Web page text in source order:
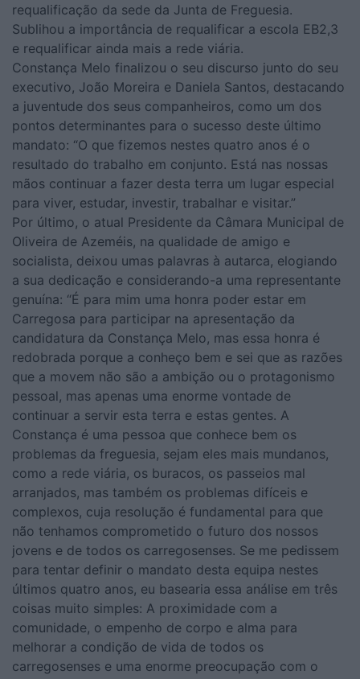
requalificação da sede da Junta de Freguesia.
Sublihou a importância de requalificar a escola EB2,3
e requalificar ainda mais a rede viária.
Constança Melo finalizou o seu discurso junto do seu
executivo, João Moreira e Daniela Santos, destacando
a juventude dos seus companheiros, como um dos
pontos determinantes para o sucesso deste último
mandato: “O que fizemos nestes quatro anos é o
resultado do trabalho em conjunto. Está nas nossas
mãos continuar a fazer desta terra um lugar especial
para viver, estudar, investir, trabalhar e visitar.”
Por último, o atual Presidente da Câmara Municipal de
Oliveira de Azeméis, na qualidade de amigo e
socialista, deixou umas palavras à autarca, elogiando
a sua dedicação e considerando-a uma representante
genuína: “É para mim uma honra poder estar em
Carregosa para participar na apresentação da
candidatura da Constança Melo, mas essa honra é
redobrada porque a conheço bem e sei que as razões
que a movem não são a ambição ou o protagonismo
pessoal, mas apenas uma enorme vontade de
continuar a servir esta terra e estas gentes. A
Constança é uma pessoa que conhece bem os
problemas da freguesia, sejam eles mais mundanos,
como a rede viária, os buracos, os passeios mal
arranjados, mas também os problemas difíceis e
complexos, cuja resolução é fundamental para que
não tenhamos comprometido o futuro dos nossos
jovens e de todos os carregosenses. Se me pedissem
para tentar definir o mandato desta equipa nestes
últimos quatro anos, eu basearia essa análise em três
coisas muito simples: A proximidade com a
comunidade, o empenho de corpo e alma para
melhorar a condição de vida de todos os
carregosenses e uma enorme preocupação com o